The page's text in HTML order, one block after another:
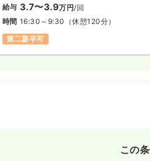
給与 3.7〜3.9万円/回
時間 16:30～9:30 （休憩120分）
第二新卒可
この